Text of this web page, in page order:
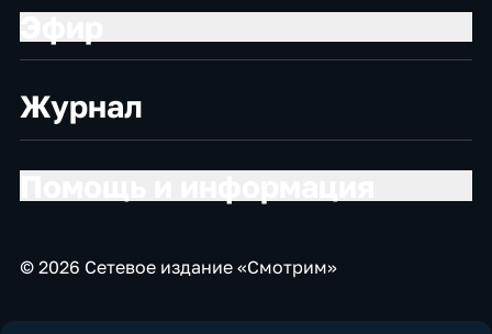
Журнал
© 2026 Сетевое издание «Смотрим»